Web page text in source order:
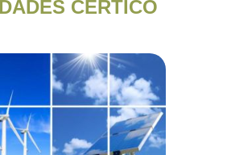
CÉRTICO